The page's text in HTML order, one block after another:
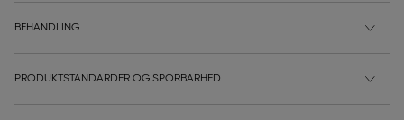
BEHANDLING
PRODUKTSTANDARDER OG SPORBARHED